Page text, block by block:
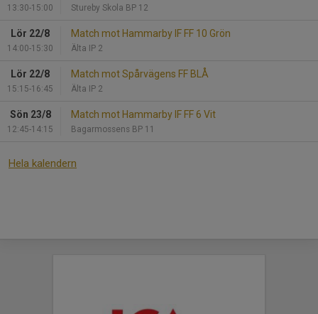
13:30-15:00 Stureby Skola BP 12
Lör 22/8
14:00-15:30
Match mot Hammarby IF FF 10 Grön
Älta IP 2
Lör 22/8
15:15-16:45
Match mot Spårvägens FF BLÅ
Älta IP 2
Sön 23/8
12:45-14:15
Match mot Hammarby IF FF 6 Vit
Bagarmossens BP 11
Hela kalendern